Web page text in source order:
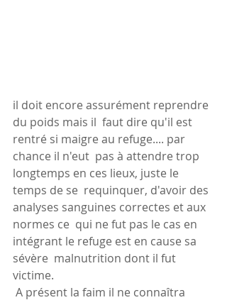
il doit encore assurément reprendre
du poids mais il  faut dire qu'il est
rentré si maigre au refuge.... par
chance il n'eut  pas à attendre trop
longtemps en ces lieux, juste le
temps de se  requinquer, d'avoir des
analyses sanguines correctes et aux
normes ce  qui ne fut pas le cas en
intégrant le refuge est en cause sa
sévère  malnutrition dont il fut
victime.